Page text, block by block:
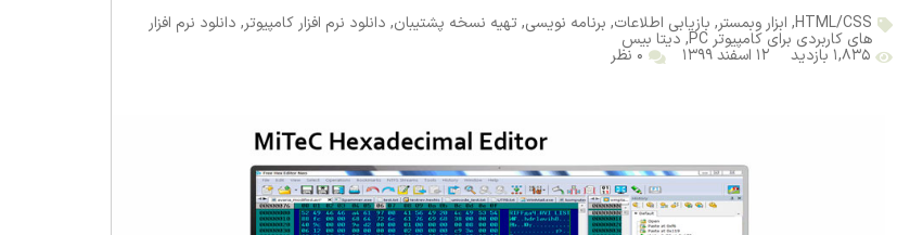
HTML/CSS
, ابزار وبمستر, بازیابی اطلاعات, برنامه نویسی,تهیه نسخه پشتیبان, دانلود نرم افزار کامپیوتر, دانلود نرم افزار
های کاربردی برای کامپیوتر PC , دیتا بیس
۱,۸۳۵ بازدید ۱۲ اسفند ۱۳۹۹ ۰ نظر